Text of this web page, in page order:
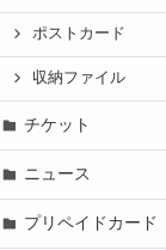
ポストカード
収納ファイル
チケット
ニュース
プリペイドカード